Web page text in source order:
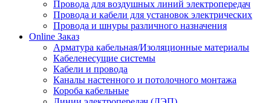
Провода для воздушных линий электропередач
Провода и кабели для установок электрических
Провода и шнуры различного назначения
Online Заказ
Арматура кабельная/Изоляционные материалы
Кабеленесущие системы
Кабели и провода
Каналы настенного и потолочного монтажа
Короба кабельные